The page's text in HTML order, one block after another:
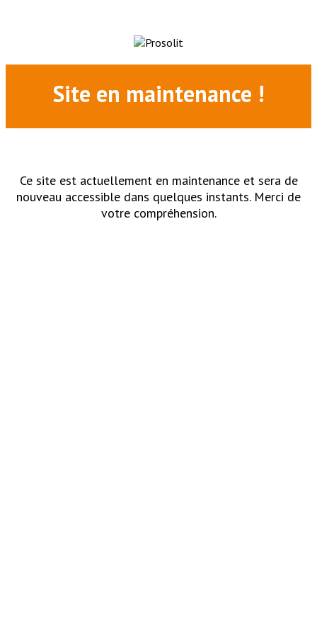
Site en maintenance !
Ce site est actuellement en maintenance et sera de
nouveau accessible dans quelques instants. Merci de
votre compréhension.